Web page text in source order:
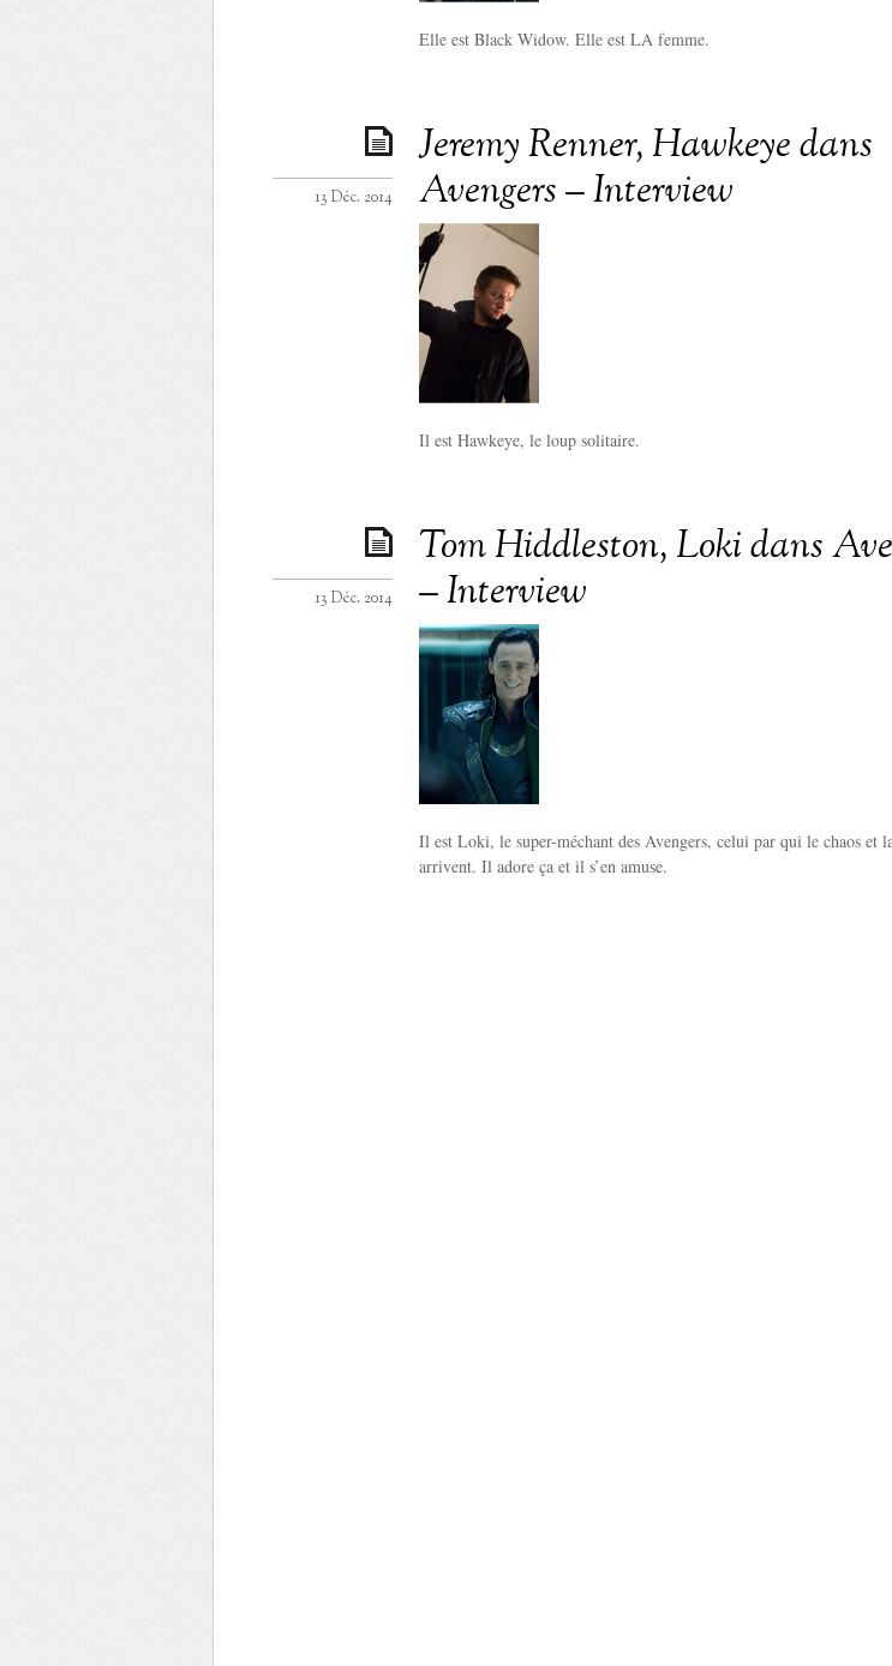
Elle est Black Widow. Elle est LA femme.
Jeremy Renner, Hawkeye dans
Avengers – Interview
13 Déc. 2014
Il est Hawkeye, le loup solitaire.
Tom Hiddleston, Loki dans
– Interview
13 Déc. 2014
Il est Loki, le super-méchant des Avengers, celui par qui le chaos et
arrivent. Il adore ça et il s’en amuse.